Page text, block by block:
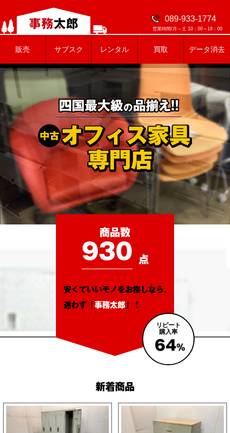
089-933-1774
営業時間/月～土 10：00～18：00
販売 サブスク レンタル 買取 データ消去
商品数
930 点
安くていいモノをお探しなら、
迷わず「 事務太郎 」！
リピート
購入率
新着商品